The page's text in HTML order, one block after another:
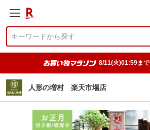
8/11(火)01:59まで
人形の増村 楽天市場店